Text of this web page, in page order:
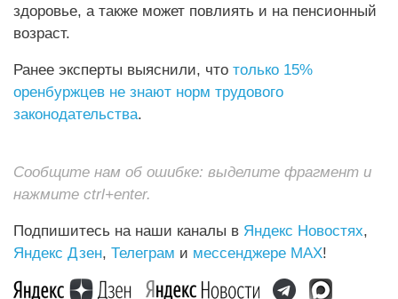
здоровье, а также может повлиять и на пенсионный
возраст.
Ранее эксперты выяснили, что только 15%
оренбуржцев не знают норм трудового
законодательства.
Сообщите нам об ошибке: выделите фрагмент и
нажмите ctrl+enter.
Подпишитесь на наши каналы в Яндекс Новостях,
Яндекс Дзен, Телеграм и мессенджере MAX!